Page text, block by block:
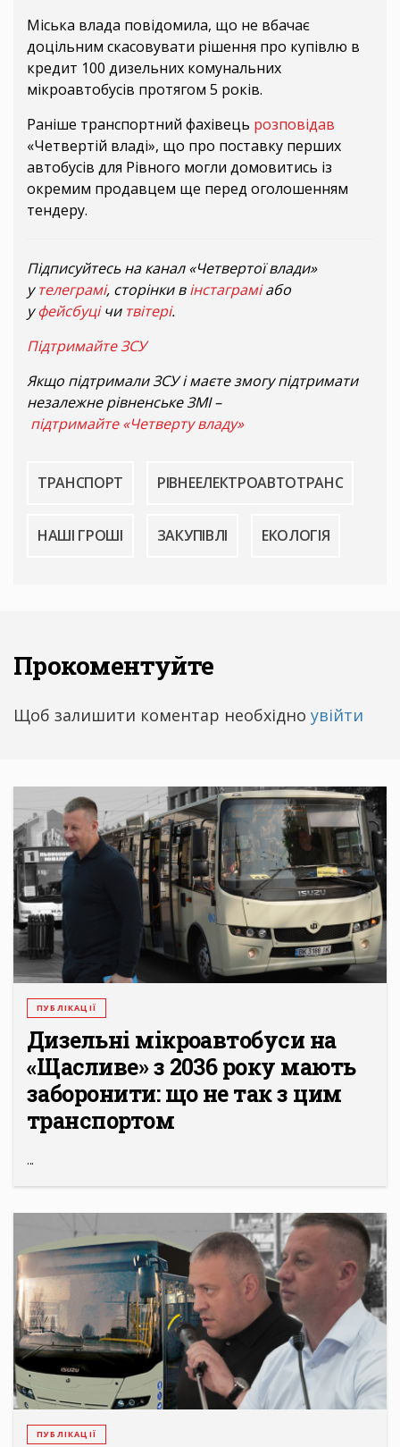
Міська влада повідомила, що не вбачає
доцільним скасовувати рішення про купівлю в
кредит 100 дизельних комунальних
мікроавтобусів протягом 5 років.
Раніше транспортний фахівець розповідав
«Четвертій владі», що про поставку перших
автобусів для Рівного могли домовитись із
окремим продавцем ще перед оголошенням
тендеру.
Підписуйтесь на канал «Четвертої влади»
утелеграмі, сторінки вінстаграміабо
уфейсбуцічи твітері.
Підтримайте ЗСУ
Якщо підтримали ЗСУ і маєте змогу підтримати
незалежне рівненське ЗМІ –
підтримайте «Четверту владу»
ТРАНСПОРТ РІВНЕЕЛЕКТРОАВТОТРАНС
НАШІ ГРОШІ ЗАКУПІВЛІ ЕКОЛОГІЯ
Прокоментуйте
Щоб залишити коментар необхідно увійти
ПУБЛІКАЦІЇ
Дизельні мікроавтобуси на
«Щасливе» з 2036 року мають
заборонити: що не так з цим
транспортом
...
ПУБЛІКАЦІЇ